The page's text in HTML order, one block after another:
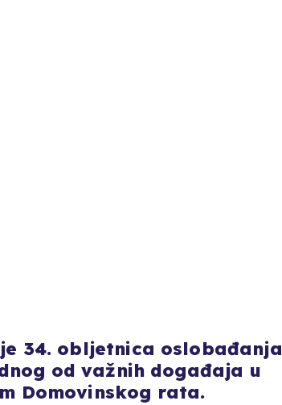
34. obljetnica oslobađanja
od važnih događaja u
Domovinskog rata.